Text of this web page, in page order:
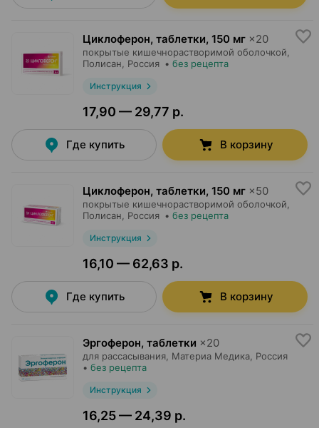
Циклоферон, таблетки, 150 мг ×20
покрытые кишечнорастворимой оболочкой,
Полисан , Россия • без рецепта
Инструкция
17,90 — 29,77 р.
Где купить В корзину
Циклоферон, таблетки, 150 мг ×50
покрытые кишечнорастворимой оболочкой,
Полисан , Россия • без рецепта
Инструкция
16,10 — 62,63 р.
Где купить В корзину
Эргоферон, таблетки ×20
для рассасывания, Материа Медика , Россия
• без рецепта
Инструкция
16,25 — 24,39 р.